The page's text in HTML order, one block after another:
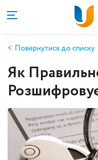
Повернутися до списку
Як